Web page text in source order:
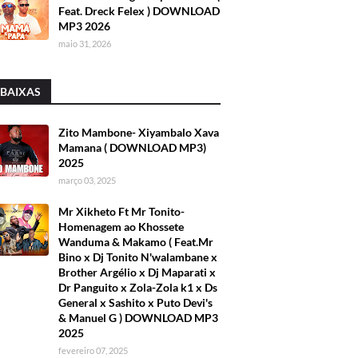
Feat. Dreck Felex ) DOWNLOAD
MP3 2026
maio 31, 2026
Zito Mambone- Xiyambalo Xava
Mamana ( DOWNLOAD MP3)
2025
março 03, 2025
Mr Xikheto Ft Mr Tonito-
Homenagem ao Khossete
Wanduma & Makamo ( Feat.Mr
Bino x Dj Tonito N'walambane x
Brother Argélio x Dj Maparati x
Dr Panguito x Zola-Zola k1 x Ds
General x Sashito x Puto Devi's
& Manuel G ) DOWNLOAD MP3
2025
fevereiro 07, 2025